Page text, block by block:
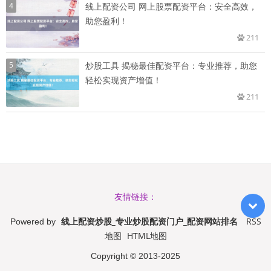
4
线上配资公司 网上股票配资平台：安全高效，
助您盈利！
211
5
炒股工具 揭秘最佳配资平台：专业推荐，助您
轻松实现资产增值！
211
友情链接：
Powered by 线上配资炒股_专业炒股配资门户_配资网站排名
RSS
地图 HTML地图
Copyright © 2013-2025